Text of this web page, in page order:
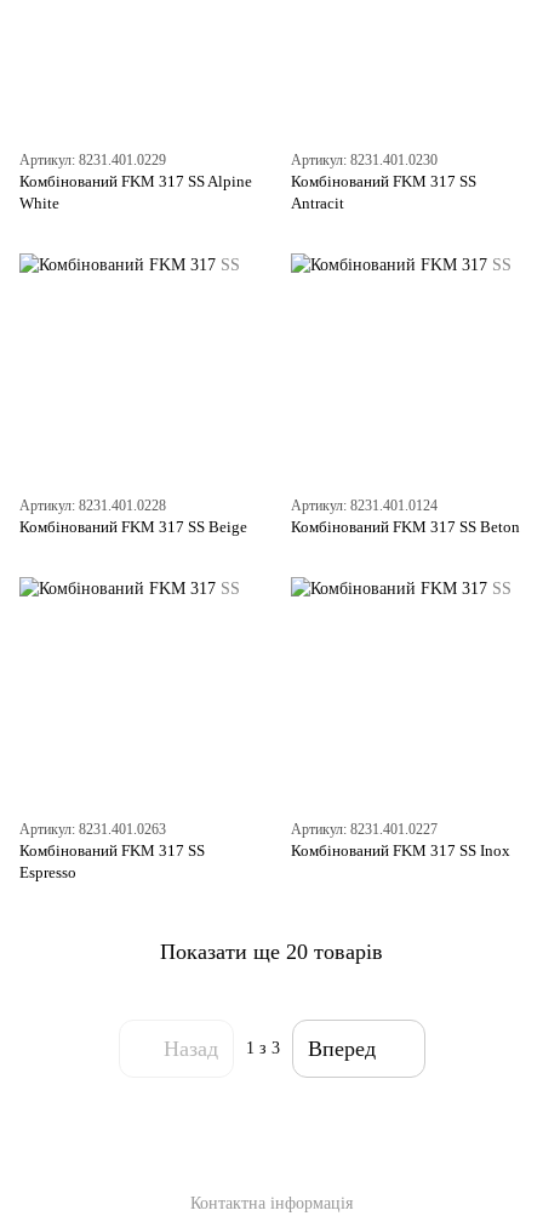
Артикул: 8231.401.0229
Комбінований FKM 317 SS Alpine
White
Артикул: 8231.401.0230
Комбінований FKM 317 SS
Antracit
Артикул: 8231.401.0228
Комбінований FKM 317 SS Beige
Артикул: 8231.401.0124
Комбінований FKM 317 SS Beton
Артикул: 8231.401.0263
Комбінований FKM 317 SS
Espresso
Артикул: 8231.401.0227
Комбінований FKM 317 SS Inox
Показати ще 20 товарів
Назад 1 з 3 Вперед
Контактна інформація